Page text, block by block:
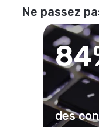
Ne passez
des